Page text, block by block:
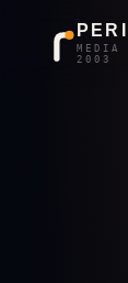
2003